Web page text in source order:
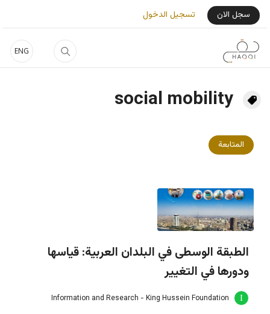
تجاوز إلى المحتوى الرئيسي
ENG
User Login Menu
سجل الان تسجيل الدخول
social mobility
المتابعة
الطبقة الوسطى في البلدان العربية: قياسها
ودورها في التغيير
Information and Research - King Hussein Foundation